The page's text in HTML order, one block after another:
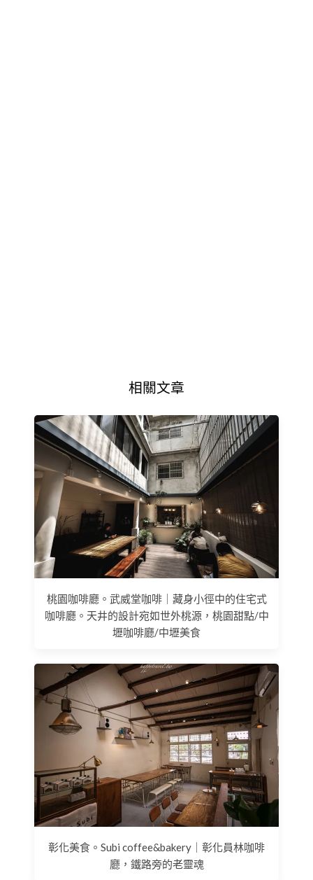
相關文章
桃園咖啡廳。武威堂咖啡｜藏身小徑中的住宅式
咖啡廳。天井的設計宛如世外桃源，桃園甜點/中
壢咖啡廳/中壢美食
彰化美食。Subi coffee&bakery｜彰化員林咖啡
廳，鐵路旁的老靈魂